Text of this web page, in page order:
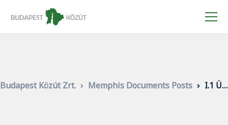
Budapest Közút Zrt. Memphis Documents Posts I.1 Ügyfélszolgálat elérhetőségei